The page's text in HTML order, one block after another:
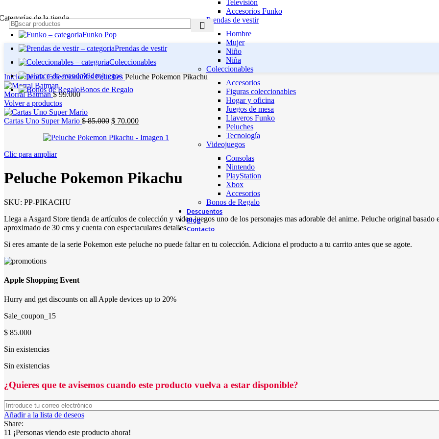
de la tienda
Funko Pop
Prendas de vestir
Coleccionables
Videojuegos
Bonos de Regalo
Televisión
Accesorios Funko
Prendas de vestir
Hombre
Mujer
Niño
Niña
Coleccionables
Accesorios
Figuras coleccionables
Hogar y oficina
Juegos de mesa
Llaveros Funko
Peluches
Tecnología
Videojuegos
Consolas
Nintendo
PlayStation
Xbox
Accesorios
Bonos de Regalo
Descuentos
Blog
Contacto
InicioTiendaColeccionablesPeluches Peluche Pokemon Pikachu
Morral Batman$99.000
Volver a productos
Cartas Uno Super Mario $85.000 El
original
$ 70.000El
actual
Clic para ampliar
Peluche Pokemon Pikachu
SKU: PP-PIKACHU
Llega a Asgard Store tienda de artículos de colección y video juegos uno de los personajes mas adorable del anime. Peluche original
aproximado de 30 cms y cuenta con espectaculares detalles.
Si eres amante de la serie Pokemon este peluche no puede faltar en tu colección. Adiciona el producto a tu carrito antes que se agote.
Apple Shopping Event
Hurry and get discounts on all Apple devices up to 20%
Sale_coupon_15
$ 85.000
Sin existencias
Sin existencias
¿Quieres que te avisemos cuando este producto vuelva a estar disponible?
Añadir a la lista de deseos
Share:
11 ¡Personas viendo este producto ahora!